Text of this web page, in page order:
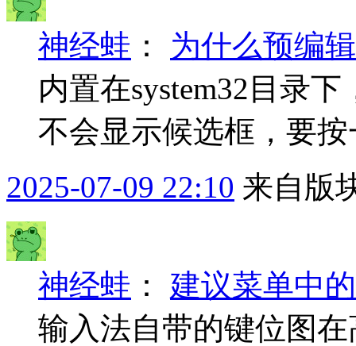
神经蛙 ： 为什么预编
内置在system32目录
不会显示候选框，要
2025-07-09 22:10 来自版
神经蛙 ： 建议菜单中
输入法自带的键位图